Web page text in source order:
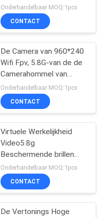
Wifi de Hoge Resolutie
van Channles
Onderhandelbaar MOQ:1pcs
CONTACT
De Camera van 960*240
Wifi Fpv, 5.8G-van de de
Camerahommel van
Ontvangershd de Kleine
Grootte voor Stuk
speelgoed
Onderhandelbaar MOQ:1pcs
CONTACT
Virtuele Werkelijkheid
Video5.8g
Beschermende brillen
FPV HD Virtuele 98“ Kort
Vertragings Slim Ontwerp
Onderhandelbaar MOQ:1pcs
CONTACT
De Vertonings Hoge